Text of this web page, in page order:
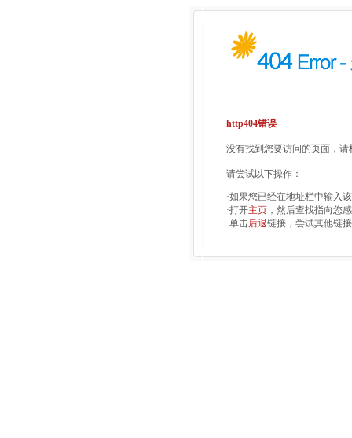
http404错误
没有找到您要访问的页面，
请尝试以下操作：
·如果您已经在地址栏中输入
·打开主页 ，然后查找指向您
·单击后退链接，尝试其他链